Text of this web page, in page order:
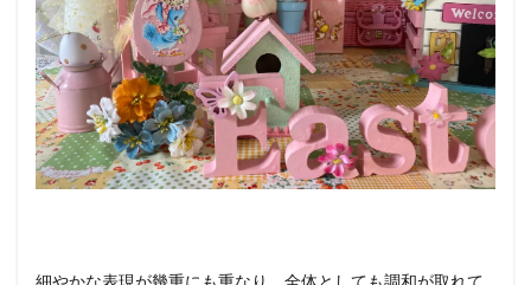
細やかな表現が幾重にも重なり、全体としても調和が取れて